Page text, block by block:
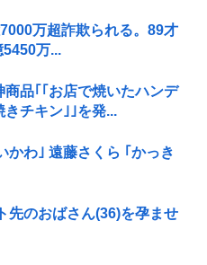
万超詐欺られる。89才
万...
商品｢｢お店で焼いたハンデ
きチキン｣｣を発...
かわ｣ 遠藤さくら ｢かっき
先のおばさん(36)を孕ませ